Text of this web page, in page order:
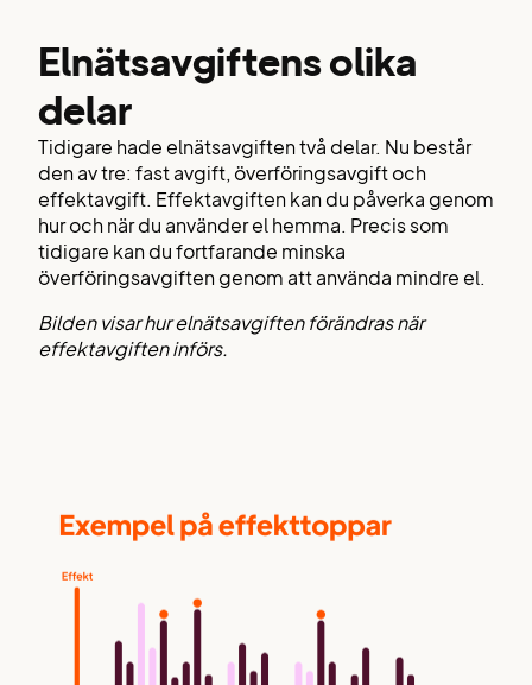
Elnätsavgiftens olika
delar
Tidigare hade elnätsavgiften två delar. Nu består
den av tre: fast avgift, överföringsavgift och
effektavgift. Effektavgiften kan du påverka genom
hur och när du använder el hemma. Precis som
tidigare kan du fortfarande minska
överföringsavgiften genom att använda mindre el.
Bilden visar hur elnätsavgiften förändras när
effektavgiften införs.